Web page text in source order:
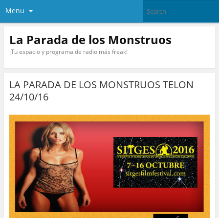
Menu
La Parada de los Monstruos
¡Tu espacio y programa de radio más freak!
LA PARADA DE LOS MONSTRUOS TELON
24/10/16